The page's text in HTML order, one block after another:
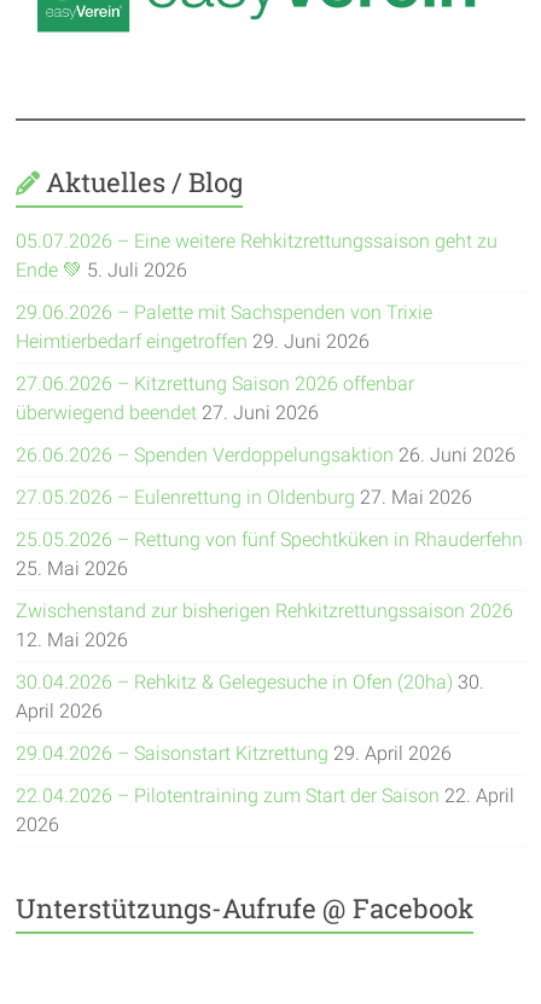
Aktuelles / Blog
05.07.2026 – Eine weitere Rehkitzrettungssaison geht zu
Ende 💚 5. Juli 2026
29.06.2026 – Palette mit Sachspenden von Trixie
Heimtierbedarf eingetroffen 29. Juni 2026
27.06.2026 – Kitzrettung Saison 2026 offenbar
überwiegend beendet 27. Juni 2026
26.06.2026 – Spenden Verdoppelungsaktion 26. Juni 2026
27.05.2026 – Eulenrettung in Oldenburg 27. Mai 2026
25.05.2026 – Rettung von fünf Spechtküken in Rhauderfehn
25. Mai 2026
Zwischenstand zur bisherigen Rehkitzrettungssaison 2026
12. Mai 2026
30.04.2026 – Rehkitz & Gelegesuche in Ofen (20ha) 30.
April 2026
29.04.2026 – Saisonstart Kitzrettung 29. April 2026
22.04.2026 – Pilotentraining zum Start der Saison 22. April
2026
Unterstützungs-Aufrufe @ Facebook